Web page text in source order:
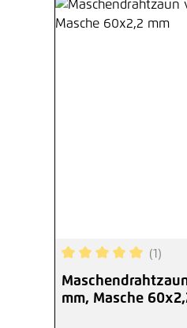
Durchschnittliche
(1)
mm, Masche